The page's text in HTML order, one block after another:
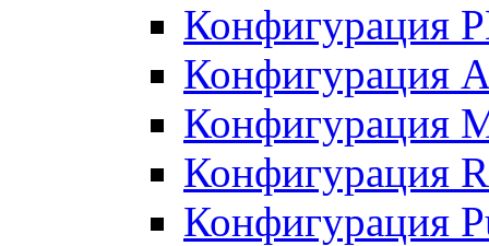
Конфигурация
Конфигурация
Конфигурация
Конфигурация
Конфигурация